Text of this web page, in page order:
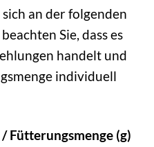
an der folgenden
Sie, dass es
handelt und
individuell
Fütterungsmenge (g)